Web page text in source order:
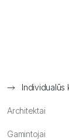
Individualūs
Architektai
Gamintojai